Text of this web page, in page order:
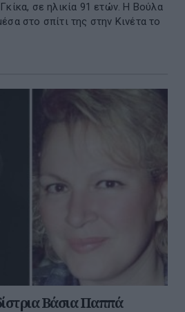
σε ηλικία 91 ετών. Η Βούλα
στο σπίτι της στην Κινέτα το
Βάσια Παππά